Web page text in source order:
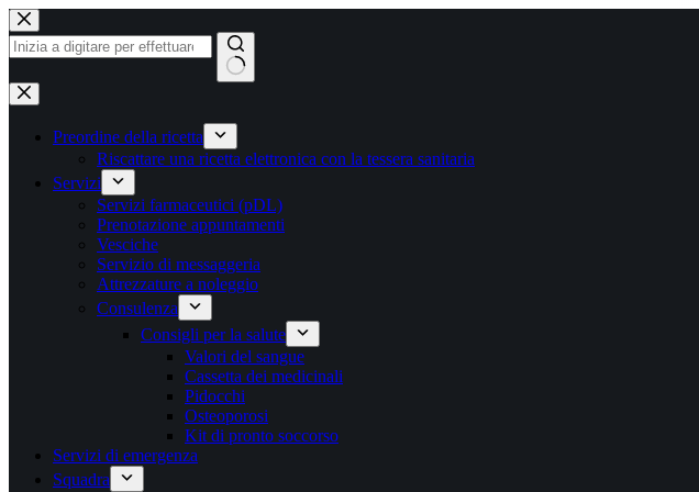
Vai
al
contenuto
Nessun
risultato
Preordine della ricetta
Riscattare una ricetta elettronica con la tessera sanitaria
Servizi
Servizi farmaceutici (pDL)
Prenotazione appuntamenti
Vesciche
Servizio di messaggeria
Attrezzature a noleggio
Consulenza
Consigli per la salute
Valori del sangue
Cassetta dei medicinali
Pidocchi
Osteoporosi
Kit di pronto soccorso
Servizi di emergenza
Squadra